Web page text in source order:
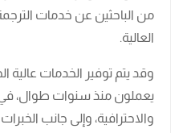
من الباحثين عن خدمات
العالية.
وقد يتم توفير الخدمات عالية
يعملون منذ سنوات طوال، في
والاحترافية، وإلى جانب